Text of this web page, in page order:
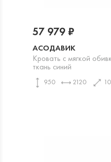
АСОДАВИК
Кровать с мягкой
ткань синий
950 2120
57 979 ₽